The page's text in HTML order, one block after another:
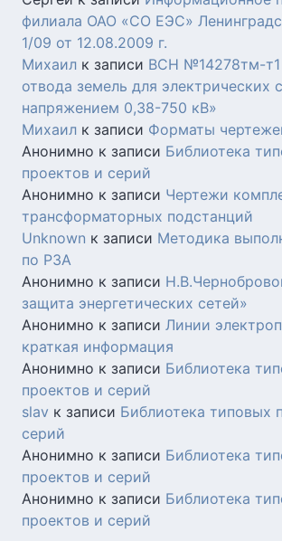
филиала ОАО «СО ЕЭС»
1/09 от 12.08.2009 г.
Михаил к записи ВСН №14278тм-
отвода земель для электрических
напряжением 0,38-750 кВ»
Михаил к записи Форматы
Анонимно к записи Библиотека
проектов и серий
Анонимно к записи Чертежи
трансформаторных подстанций
Unknown к записи Методика
по РЗА
Анонимно к записи
защита энергетических сетей»
Анонимно к записи Линии
краткая информация
Анонимно к записи Библиотека
проектов и серий
slav к записи Библиотека типовых
серий
Анонимно к записи Библиотека
проектов и серий
Анонимно к записи Библиотека
проектов и серий